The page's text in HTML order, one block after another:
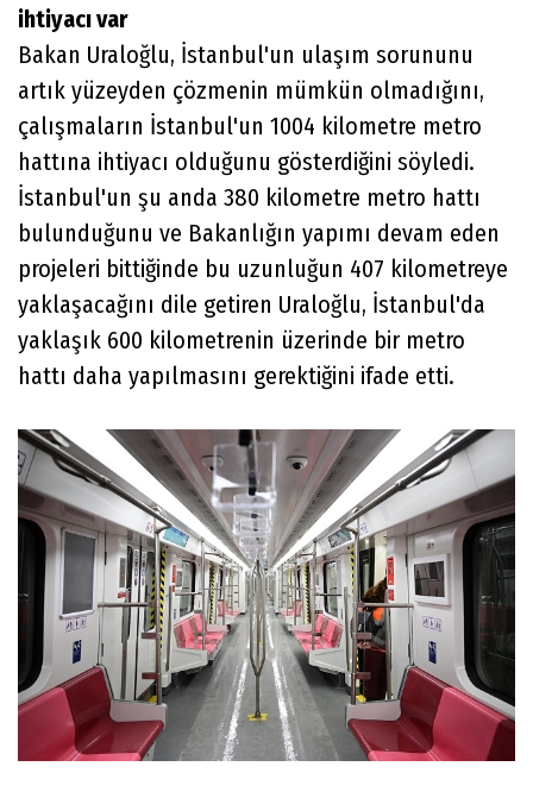
ihtiyacı var
Bakan Uraloğlu, İstanbul'un ulaşım sorununu
artık yüzeyden çözmenin mümkün olmadığını,
çalışmaların İstanbul'un 1004 kilometre metro
hattına ihtiyacı olduğunu gösterdiğini söyledi.
İstanbul'un şu anda 380 kilometre metro hattı
bulunduğunu ve Bakanlığın yapımı devam eden
projeleri bittiğinde bu uzunluğun 407 kilometreye
yaklaşacağını dile getiren Uraloğlu, İstanbul'da
yaklaşık 600 kilometrenin üzerinde bir metro
hattı daha yapılmasını gerektiğini ifade etti.